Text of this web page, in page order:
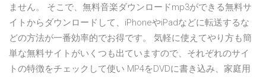
ません。 そこで、無料音楽ダウンロードmp3ができる無料サ
イトからダウンロードして、iPhoneやiPadなどに転送するな
どの方法が一番効率的でお得です。 気軽に使えてやり方も簡
単な無料サイトがいくつも出ていますので、それぞれのサイ
トの特徴をチェックして使い MP4をDVDに書き込み、家庭用